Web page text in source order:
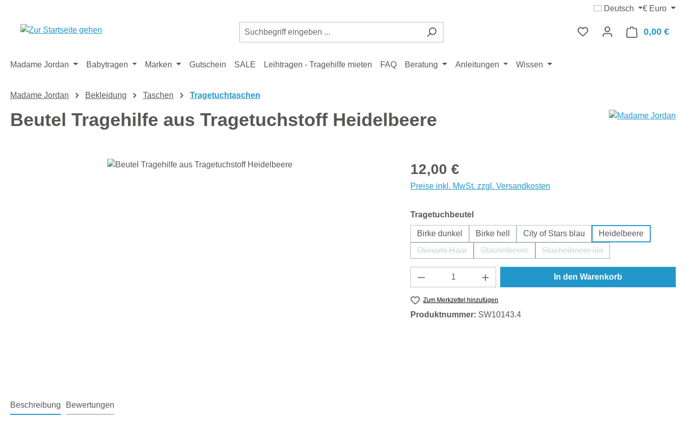
Deutsch € Euro
0,00 €
Madame Jordan Babytragen Marken Gutschein SALE Leihtragen - Tragehilfe mieten FAQ Beratung Anleitungen Wissen
Madame Jordan Bekleidung Taschen Tragetuchtaschen
Beutel Tragehilfe aus Tragetuchstoff Heidelbeere
Regulärer Preis:
12,00 €
Preise inkl. MwSt. zzgl. Versandkosten
Tragetuchbeutelauswählen
Birke dunkel Birke hell City of Stars blau
Heidelbeere
Okinami Haar
(Diese Option ist zurzeit nicht verfügbar.)
Stachelbeere
(Diese Option ist zurzeit nicht verfügbar.)
Stachelbeere lila
(Diese Option ist zurzeit nicht
Produkt Anzahl: Gib den gewünschten Wert ein
In den Warenkorb
Zum Merkzettel hinzufügen
Produktnummer: SW10143.4
Beschreibung Bewertungen